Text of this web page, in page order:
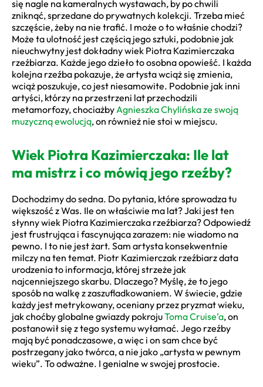
się nagle na kameralnych wystawach, by po chwili
zniknąć, sprzedane do prywatnych kolekcji. Trzeba mieć
szczęście, żeby na nie trafić. I może o to właśnie chodzi?
Może ta ulotność jest częścią jego sztuki, podobnie jak
nieuchwytny jest dokładny wiek Piotra Kazimierczaka
rzeźbiarza. Każde jego dzieło to osobna opowieść. I każda
kolejna rzeźba pokazuje, że artysta wciąż się zmienia,
wciąż poszukuje, co jest niesamowite. Podobnie jak inni
artyści, którzy na przestrzeni lat przechodzili
metamorfozy, chociażby Agnieszka Chylińska ze swoją
muzyczną ewolucją, on również nie stoi w miejscu.
Wiek Piotra Kazimierczaka: Ile lat
ma mistrz i co mówią jego rzeźby?
Dochodzimy do sedna. Do pytania, które sprowadza tu
większość z Was. Ile on właściwie ma lat? Jaki jest ten
słynny wiek Piotra Kazimierczaka rzeźbiarza? Odpowiedź
jest frustrująca i fascynująca zarazem: nie wiadomo na
pewno. I to nie jest żart. Sam artysta konsekwentnie
milczy na ten temat. Piotr Kazimierczak rzeźbiarz data
urodzenia to informacja, której strzeże jak
najcenniejszego skarbu. Dlaczego? Myślę, że to jego
sposób na walkę z zaszufladkowaniem. W świecie, gdzie
każdy jest metrykowany, oceniany przez pryzmat wieku,
jak choćby globalne gwiazdy pokrojuToma Cruise’a, on
postanowił się z tego systemu wyłamać. Jego rzeźby
mają być ponadczasowe, a więc i on sam chce być
postrzegany jako twórca, a nie jako „artysta w pewnym
wieku”. To odważne. I genialne w swojej prostocie.